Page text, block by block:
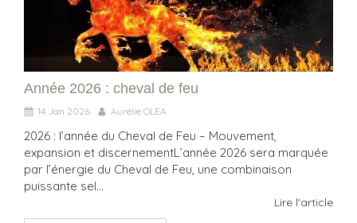
Année 2026 : cheval de feu
14 Jan 2026 Aurélie OLEA
2026 : l’année du Cheval de Feu – Mouvement,
expansion et discernementL’année 2026 sera marquée
par l’énergie du Cheval de Feu, une combinaison
puissante sel...
Lire l'article